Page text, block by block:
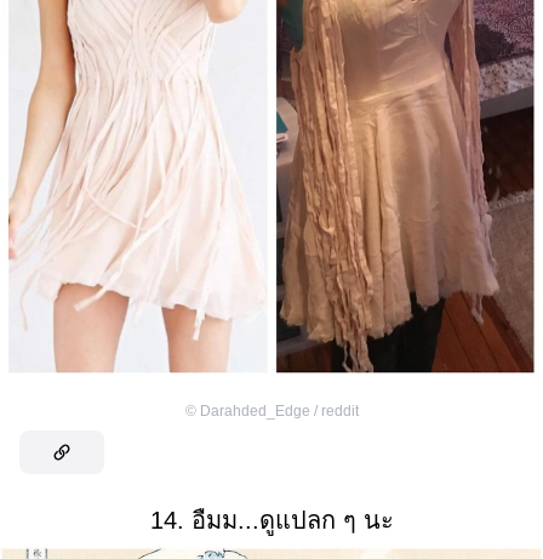
© Darahded_Edge / reddit
14. อืมม...ดูแปลก ๆ นะ